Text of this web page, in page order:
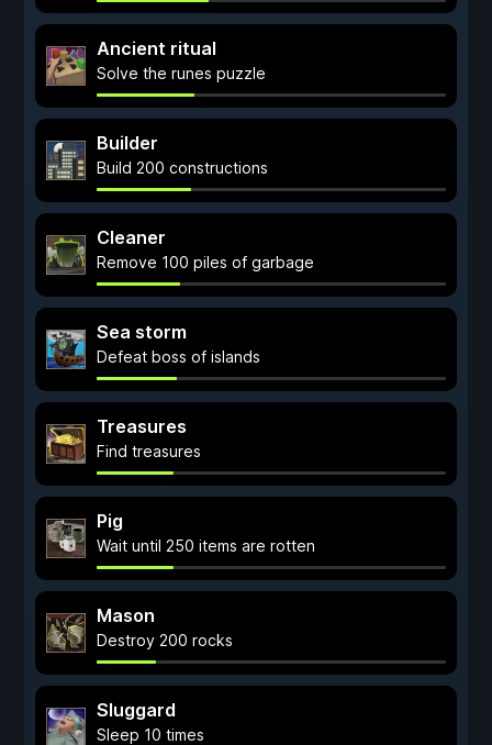
Ancient ritual
Solve the runes puzzle
Builder
Build 200 constructions
Сleaner
Remove 100 piles of garbage
Sea storm
Defeat boss of islands
Treasures
Find treasures
Pig
Wait until 250 items are rotten
Mason
Destroy 200 rocks
Sluggard
Sleep 10 times